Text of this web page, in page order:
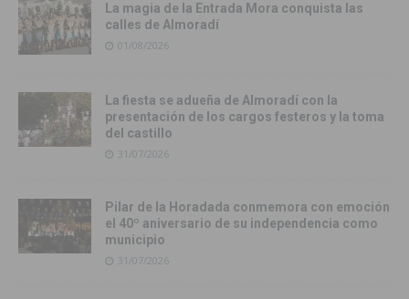
La magia de la Entrada Mora conquista las
calles de Almoradí
01/08/2026
La fiesta se adueña de Almoradí con la
presentación de los cargos festeros y la toma
del castillo
31/07/2026
Pilar de la Horadada conmemora con emoción
el 40º aniversario de su independencia como
municipio
31/07/2026